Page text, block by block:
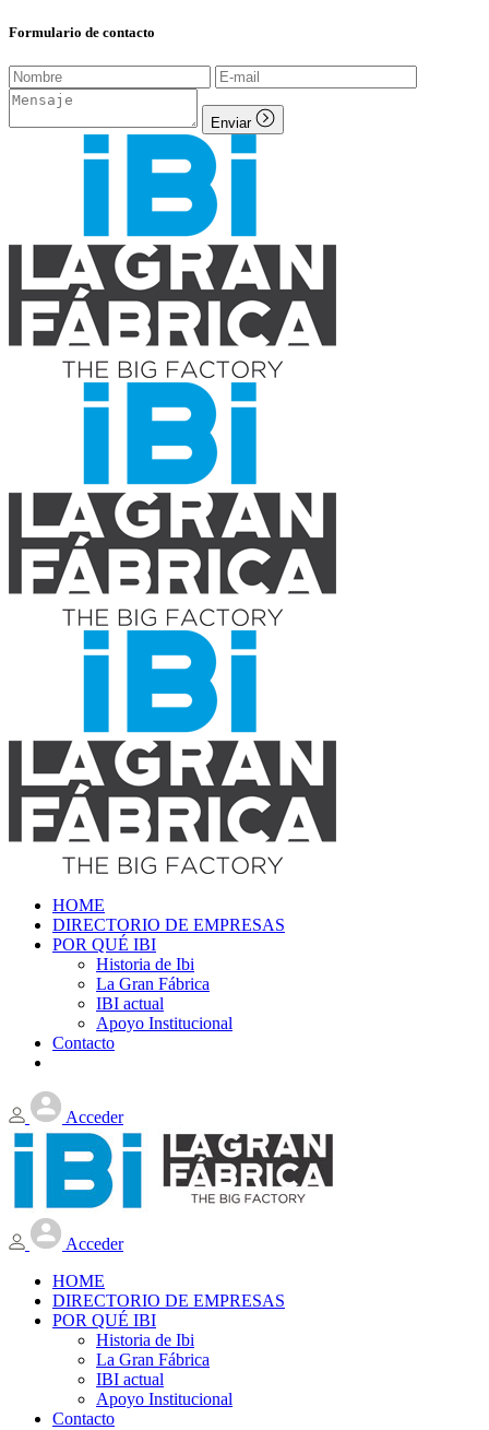
Formulario de contacto
Enviar
HOME
DIRECTORIO DE EMPRESAS
POR QUÉ IBI
Historia de Ibi
La Gran Fábrica
IBI actual
Apoyo Institucional
Contacto
Acceder
Acceder
HOME
DIRECTORIO DE EMPRESAS
POR QUÉ IBI
Historia de Ibi
La Gran Fábrica
IBI actual
Apoyo Institucional
Contacto